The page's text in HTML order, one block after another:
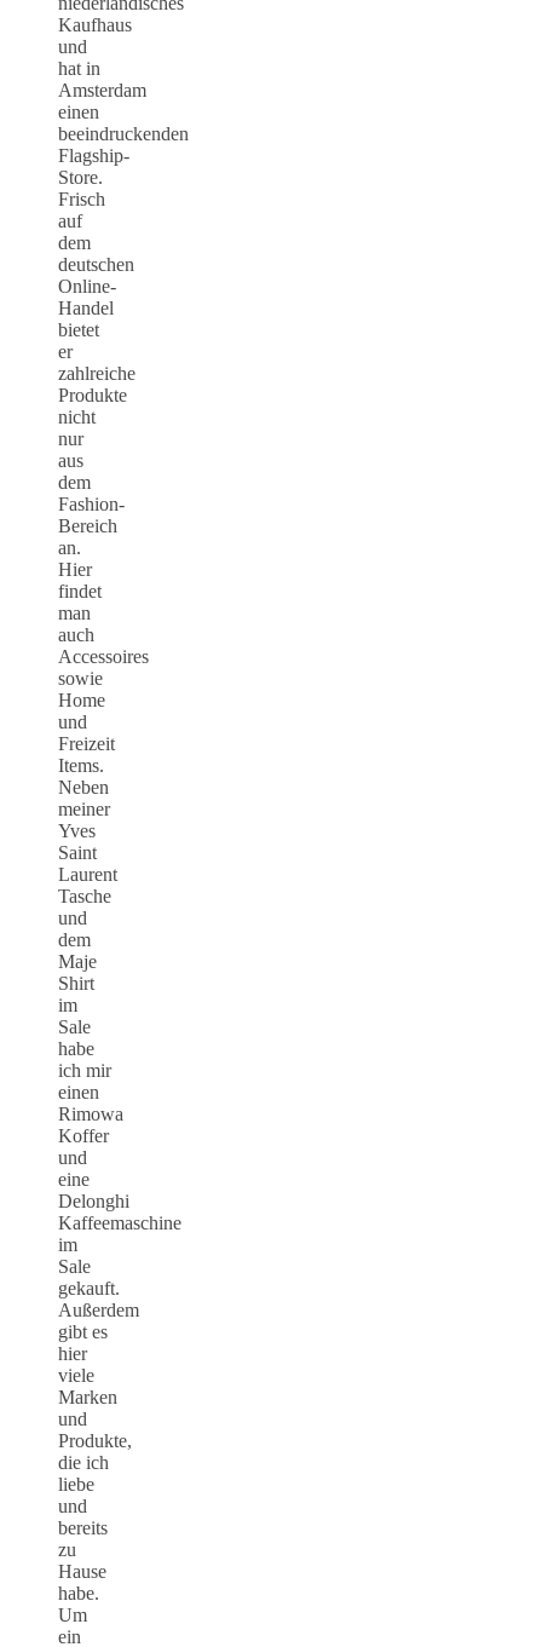
Kaufhaus
und
hat in
Amsterdam
einen
beeindruckenden
Flagship-
Store.
Frisch
auf
dem
deutschen
Online-
Handel
bietet
er
zahlreiche
Produkte
nicht
nur
aus
dem
Fashion-
Bereich
an.
Hier
findet
man
auch
Accessoires
sowie
Home
und
Freizeit
Items.
Neben
meiner
Yves
Saint
Laurent
Tasche
und
dem
Maje
Shirt
im
Sale
habe
ich mir
einen
Rimowa
Koffer
und
eine
Delonghi
Kaffeemaschine
im
Sale
gekauft.
Außerdem
gibt es
hier
viele
Marken
und
Produkte,
die ich
liebe
und
bereits
zu
Hause
habe.
Um
ein